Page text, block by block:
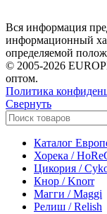
Вся информация
информационный
определяемой
© 2005-2026
оптом.
Политика
Свернуть
Каталог
Хорека /
Цикория /
Кнор / Knorr
Магги / Maggi
Релиш / Relish